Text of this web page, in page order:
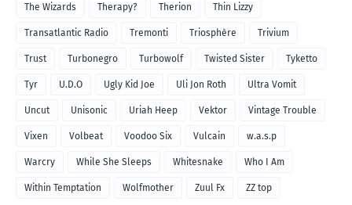
The Wizards Therapy? Therion Thin Lizzy
Transatlantic Radio Tremonti Triosphère Trivium
Trust Turbonegro Turbowolf Twisted Sister Tyketto
Tyr U.D.O Ugly Kid Joe Uli Jon Roth Ultra Vomit
Uncut Unisonic Uriah Heep Vektor Vintage Trouble
Vixen Volbeat Voodoo Six Vulcain w.a.s.p
Warcry While She Sleeps Whitesnake Who I Am
Within Temptation Wolfmother Zuul Fx ZZ top